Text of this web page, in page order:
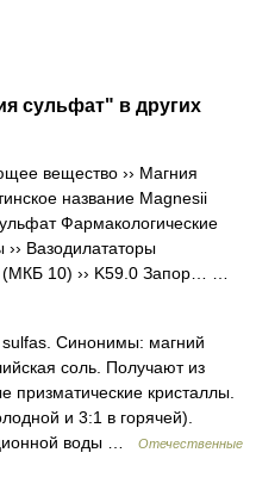
сульфат" в других
вещество ›› Магния
название Magnesii
Фармакологические
Вазодилататоры
(МКБ 10) ›› K59.0 Запор… …
Синонимы: магний
соль. Получают из
призматические кристаллы.
и 3:1 в горячей).
воды …
Отечественные